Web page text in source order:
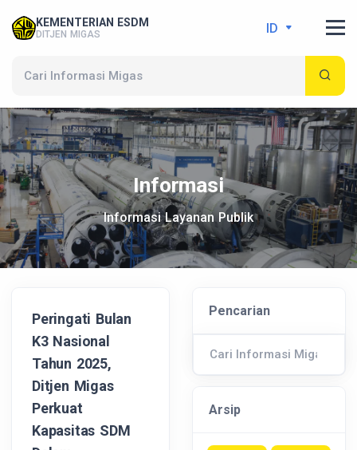
KEMENTERIAN ESDM
DITJEN MIGAS ID
Informasi
Informasi Layanan Publik
Pencarian
Arsip
Peringati Bulan
K3 Nasional
Tahun 2025,
Ditjen Migas
Perkuat
Kapasitas SDM